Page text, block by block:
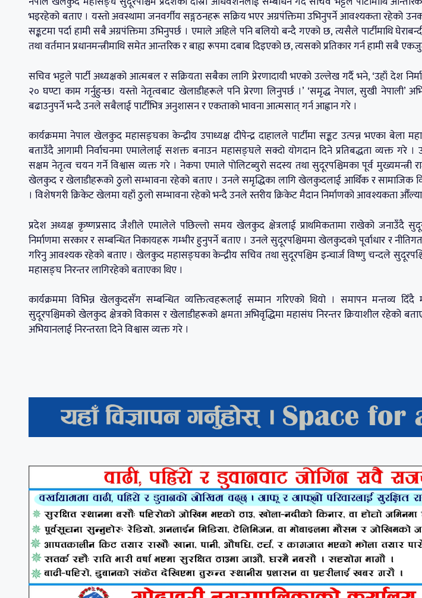
भइरहेको बताए । यस्तो अवस्थामा जनवर्गीय सङ्गठनहरू सक्रिय भएर अग्रपंक्तिमा उभिनुपर्ने आवश्यकता रहेको
सङ्कटमा पर्दा हामी सबै अग्रपंक्तिमा उभिनुपर्छ । एमाले अहिले पनि बलियो बन्दै गएको छ, त्यसैले पार्टीमाथि
तथा वर्तमान प्रधानमन्त्रीमाथि समेत आन्तरिक र बाह्य रूपमा दबाब दिइएको छ, त्यसको प्रतिकार गर्न हामी सबै
सचिव भट्टले पार्टी अध्यक्षको आत्मबल र सक्रियता सबैका लागि प्रेरणादायी भएको उल्लेख गर्दै भने, ‘उहाँ देश
२० घण्टा काम गर्नुहुन्छ। यस्तो नेतृत्वबाट खेलाडीहरूले पनि प्रेरणा लिनुपर्छ ।’ ‘समृद्ध नेपाल, सुखी नेपाली’
बढाउनुपर्ने भन्दै उनले सबैलाई पार्टीभित्र अनुशासन र एकताको भावना आत्मसात् गर्न आह्वान गरे ।
कार्यक्रममा नेपाल खेलकुद महासङ्घका केन्द्रीय उपाध्यक्ष दीपेन्द्र दाहालले पार्टीमा सङ्कट उत्पन्न भएका बेला
बताउँदै आगामी निर्वाचनमा एमालेलाई सशक्त बनाउन महासङ्घले सक्दो योगदान दिने प्रतिबद्धता व्यक्त गरे
सक्षम नेतृत्व चयन गर्ने विश्वास व्यक्त गरे । नेकपा एमाले पोलिटब्युरो सदस्य तथा सुदूरपश्चिमका पूर्व मुख्यमन्त्री
खेलकुद र खेलाडीहरूको ठुलो सम्भावना रहेको बताए । उनले समृद्धिका लागि खेलकुदलाई आर्थिक र सामाजिक
। विशेषगरी क्रिकेट खेलमा यहाँ ठुलो सम्भावना रहेको भन्दै उनले स्तरीय क्रिकेट मैदान निर्माणको आवश्यकता
प्रदेश अध्यक्ष कृष्णप्रसाद जैशीले एमालेले पछिल्लो समय खेलकुद क्षेत्रलाई प्राथमिकतामा राखेको जनाउँदै
निर्माणमा सरकार र सम्बन्धित निकायहरू गम्भीर हुनुपर्ने बताए । उनले सुदूरपश्चिममा खेलकुदको पूर्वाधार र
गरिनु आवश्यक रहेको बताए । खेलकुद महासङ्घका केन्द्रीय सचिव तथा सुदूरपश्चिम इन्चार्ज विष्णु चन्दले
महासङ्घ निरन्तर लागिरहेको बताएका थिए ।
कार्यक्रममा विभिन्न खेलकुदसँग सम्बन्धित व्यक्तित्वहरूलाई सम्मान गरिएको थियो । समापन मन्तव्य
सुदूरपश्चिमको खेलकुद क्षेत्रको विकास र खेलाडीहरूको क्षमता अभिवृद्धिमा महासंघ निरन्तर क्रियाशील रहेको
अभियानलाई निरन्तरता दिने विश्वास व्यक्त गरे ।